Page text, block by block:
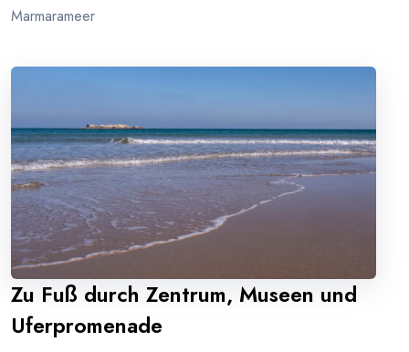
Marmarameer
Zu Fuß durch Zentrum, Museen und
Uferpromenade